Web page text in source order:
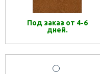
Под заказ от 4-6
дней.